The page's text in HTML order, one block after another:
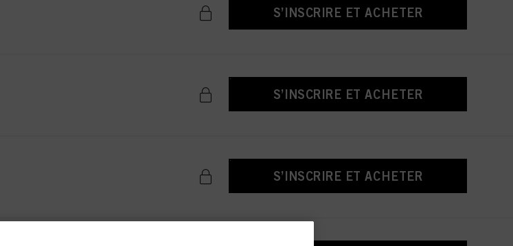
S’INSCRIRE ET ACHETER
S’INSCRIRE ET ACHETER
S’INSCRIRE ET ACHETER